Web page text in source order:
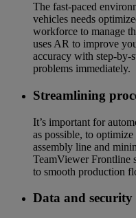
The fast-paced
vehicles needs
workforce to manage
uses AR to improve
accuracy with step-by-
problems immediately.
Streamlining
It’s important for
as possible, to
assembly line and
TeamViewer Frontline
to smooth production
Data and security